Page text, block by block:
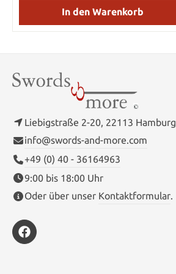
and more Team
In den Warenkorb
Liebigstraße 2-20, 22113 Hamburg
info@swords-and-more.com
+49 (0) 40 - 36164963
9:00 bis 18:00 Uhr
Oder über unser Kontaktformular.